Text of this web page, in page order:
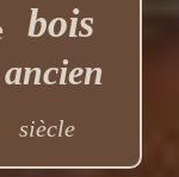
bois
ancien
siècle